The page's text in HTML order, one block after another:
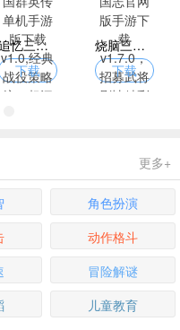
追忆三国群英传单机手游版下载 v1.0,经典战役策略统一超沉浸
下载
烧脑三国志官网版手游下载 v1.7.0，招募武将剧情精彩超带感
下载
更多+
角色扮演
动作格斗
冒险解谜
儿童教育